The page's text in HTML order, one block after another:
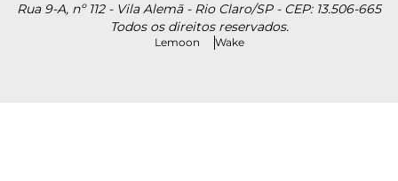
Rua 9-A, nº 112 - Vila Alemã - Rio Claro/SP - CEP: 13.506-665
Todos os direitos reservados.
Lemoon Wake